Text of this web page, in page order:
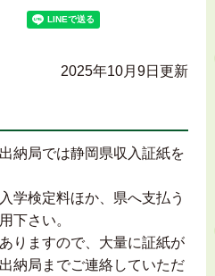
2025年10月9日更新
納局では静岡県収入証紙を
学検定料ほか、県へ支払う
下さい。
りますので、大量に証紙が
納局までご連絡していただ